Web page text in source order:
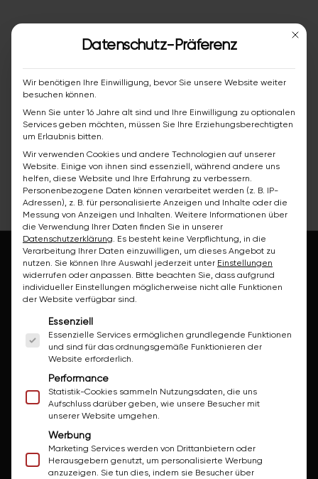
Wanne/Dusche sanieren
Komplettsanierung
Barrierefreies Bad
Mit
Datenschutz-Präferenz
Wir benötigen Ihre Einwilligung, bevor Sie unsere Website weiter
besuchen können.
Wenn Sie unter 16 Jahre alt sind und Ihre Einwilligung zu optionalen
Services geben möchten, müssen Sie Ihre Erziehungsberechtigten
um Erlaubnis bitten.
Wir verwenden Cookies und andere Technologien auf unserer
Website. Einige von ihnen sind essenziell, während andere uns
helfen, diese Website und Ihre Erfahrung zu verbessern.
Personenbezogene Daten können verarbeitet werden (z. B. IP-
Adressen), z. B. für personalisierte Anzeigen und Inhalte oder die
Messung von Anzeigen und Inhalten. Weitere Informationen über
die Verwendung Ihrer Daten finden Sie in unserer
Datenschutzerklärung. Es besteht keine Verpflichtung, in die
Verarbeitung Ihrer Daten einzuwilligen, um dieses Angebot zu
nutzen. Sie können Ihre Auswahl jederzeit unter Einstellungen
widerrufen oder anpassen. Bitte beachten Sie, dass aufgrund
individueller Einstellungen möglicherweise nicht alle Funktionen
der Website verfügbar sind.
Es folgt eine Liste der Service-Gruppen, für die
Essenziell
Essenzielle Services ermöglichen grundlegende Funktionen
und sind für das ordnungsgemäße Funktionieren der
Website erforderlich.
Performance
Statistik-Cookies sammeln Nutzungsdaten, die uns
Aufschluss darüber geben, wie unsere Besucher mit
unserer Website umgehen.
Werbung
Marketing Services werden von Drittanbietern oder
Herausgebern genutzt, um personalisierte Werbung
anzuzeigen. Sie tun dies, indem sie Besucher über